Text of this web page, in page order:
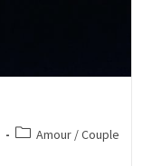
Amour / Couple